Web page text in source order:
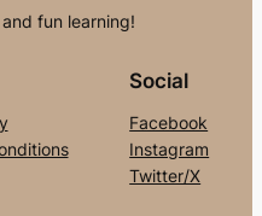
fun learning!
Social
Facebook
Instagram
Twitter/X